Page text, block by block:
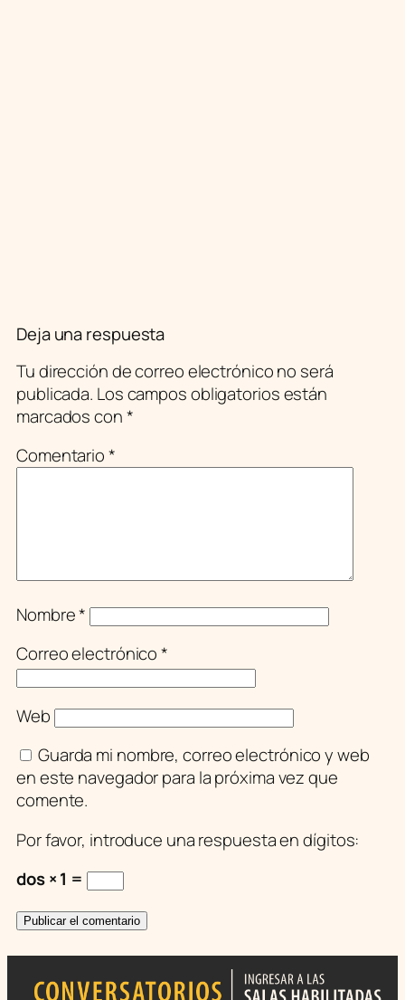
Deja una respuesta
Tu dirección de correo electrónico no será
publicada. Los campos obligatorios están
marcados con*
Comentario*
Nombre*
Correo electrónico*
Web
Guarda mi nombre, correo electrónico y web
en este navegador para la próxima vez que
comente.
Por favor, introduce una respuesta en dígitos:
dos × 1 =